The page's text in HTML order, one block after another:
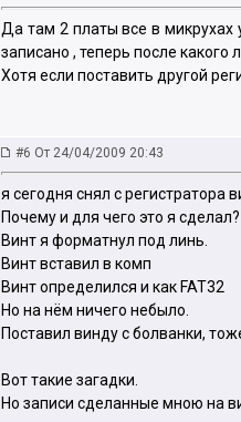
Да там 2 платы все в микрухах
записано , теперь после
Хотя если поставить другой
#6 От 24/04/2009 20:43
я сегодня снял с регистратора
Почему и для чего это я сделал?
Винт я форматнул под линь.
Винт вставил в комп
Винт определился и как FAT32
Но на нём ничего небыло.
Поставил винду с болванки,
Вот такие загадки.
Но записи сделанные мною на